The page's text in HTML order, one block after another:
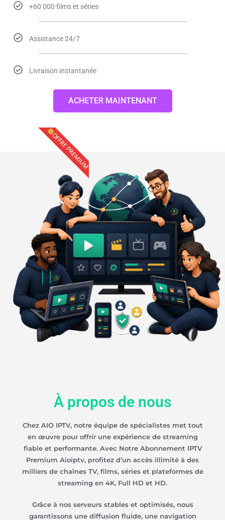
+60 000 films et séries
Assistance 24/7
Livraison instantanée
ACHETER MAINTENANT
OFFRE PREMIUM
À propos de nous
Chez AIO IPTV, notre équipe de spécialistes met tout
en œuvre pour offrir une expérience de streaming
fiable et performante. Avec Notre Abonnement IPTV
Premium Aioiptv, profitez d’un accès illimité à des
milliers de chaînes TV, films, séries et plateformes de
streaming en 4K, Full HD et HD.
Grâce à nos serveurs stables et optimisés, nous
garantissons une diffusion fluide, une navigation